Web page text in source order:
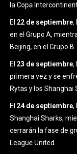
la Copa
El 22 de septiembre,
en el Grupo A,
Beijing, en el Grupo B.
El 23 de septiembre,
primera vez y se
Rytas y los Shanghai
El 24 de septiembre,
Shanghai Sharks,
cerrarán la fase de
League United.